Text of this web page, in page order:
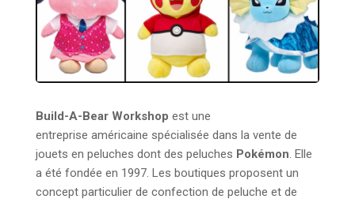
Build-A-Bear Workshop est une
entreprise américaine spécialisée dans la vente de
jouets en peluches dont des peluches Pokémon. Elle
a été fondée en 1997. Les boutiques proposent un
concept particulier de confection de peluche et de